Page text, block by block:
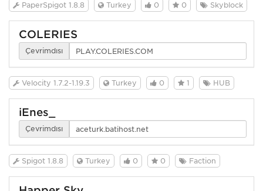
PaperSpigot 1.8.8 Turkey 0 0 Skyblock
COLERIES
Çevrimdışı
Velocity 1.7.2-1.19.3 Turkey 0 1 HUB
iEnes_
Çevrimdışı
Spigot 1.8.8 Turkey 0 0 Faction